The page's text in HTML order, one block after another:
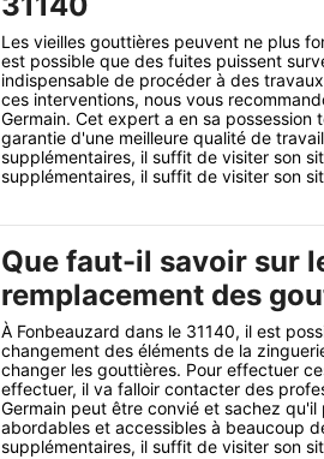
Les vieilles gouttières peuvent ne plus
est possible que des fuites puissent
indispensable de procéder à des
ces interventions, nous vous
Germain. Cet expert a en sa possession
garantie d'une meilleure qualité de
supplémentaires, il suffit de visiter son
supplémentaires, il suffit de visiter son
Que faut-il savoir sur
remplacement des
À Fonbeauzard dans le 31140, il est
changement des éléments de la
changer les gouttières. Pour effectuer
effectuer, il va falloir contacter des
Germain peut être convié et sachez
abordables et accessibles à beaucoup
supplémentaires, il suffit de visiter son